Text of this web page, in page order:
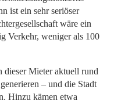
ist ein sehr seriöser
wäre ein
Verkehr, weniger als 100
dieser Mieter aktuell rund
– und die Stadt
Hinzu kämen etwa